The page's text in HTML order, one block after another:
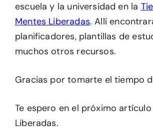
escuela y la universidad en la
Mentes Liberadas. Allí
planificadores, plantillas de
muchos otros recursos.
Gracias por tomarte el tiempo
Te espero en el próximo
Liberadas.